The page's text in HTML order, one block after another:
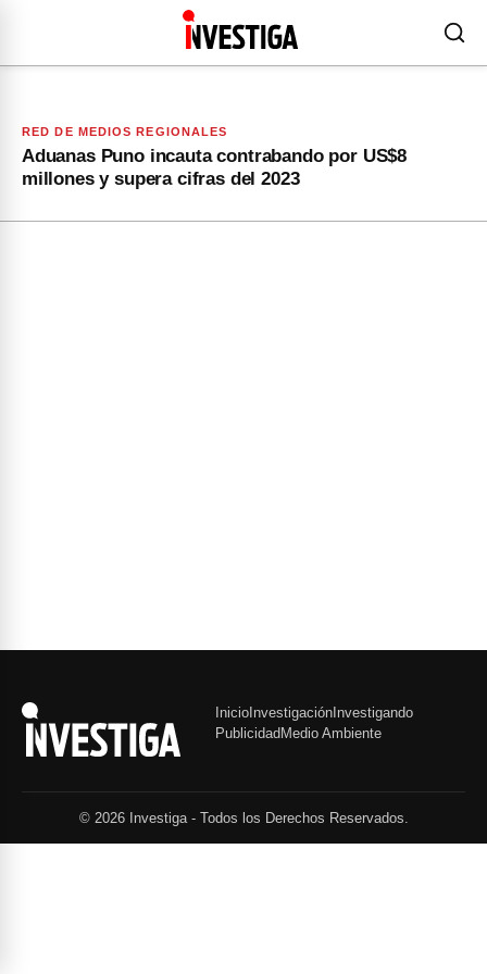
RED DE MEDIOS REGIONALES
Aduanas Puno incauta contrabando por US$8
millones y supera cifras del 2023
InicioInvestigaciónInvestigando
PublicidadMedio Ambiente
© 2026 Investiga - Todos los Derechos Reservados.